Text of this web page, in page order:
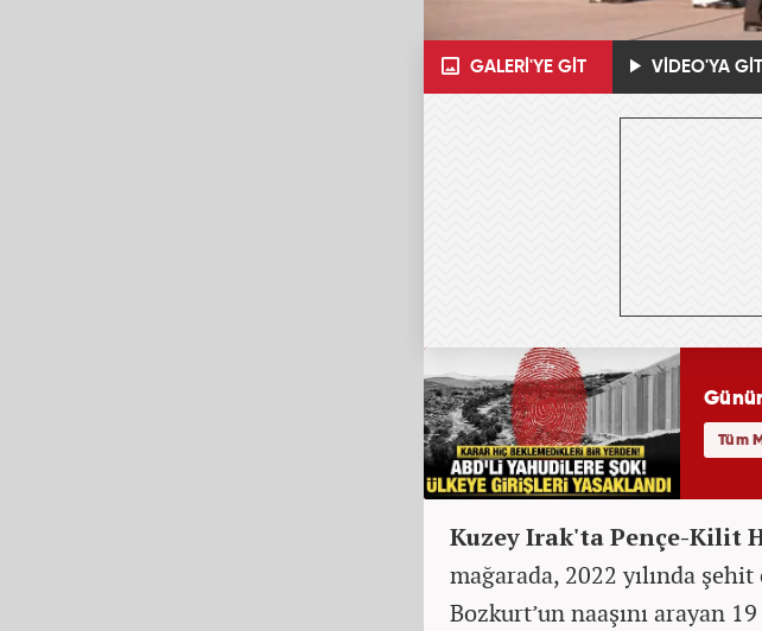
GALERİ'YE GİT VİDEO'YA GİT
Kuzey Irak'ta Pençe-Kilit
mağarada, 2022 yılında
Bozkurt’un naaşını arayan